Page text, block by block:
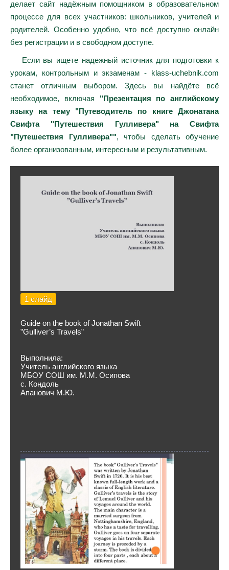
делает сайт надёжным помощником в образовательном
процессе для всех участников: школьников, учителей и
родителей. Особенно удобно, что всё доступно онлайн
без регистрации и в свободном доступе.
Если вы ищете надежный источник для подготовки к
урокам, контрольным и экзаменам - klass-uchebnik.com
станет отличным выбором. Здесь вы найдёте всё
необходимое, включая "Презентация по английскому
языку на тему "Путеводитель по книге Джонатана
Свифта "Путешествия Гулливера" на Свифта
"Путешествия Гулливера"", чтобы сделать обучение
более организованным, интересным и результативным.
1 слайд
Guide on the book of Jonathan Swift
”Gulliver’s Travels”
Выполнила:
Учитель английского языка
МБОУ СОШ им. М.М. Осипова
с. Кондоль
Апанович М.Ю.